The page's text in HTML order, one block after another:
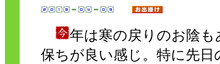
年は寒の戻りのお陰
保ちが良い感じ。特に先日